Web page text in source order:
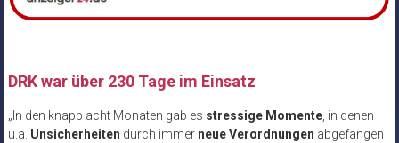
DRK war über 230 Tage im Einsatz
„In den knapp acht Monaten gab es stressige Momente, in denen
u.a. Unsicherheiten durch immer neue Verordnungen abgefangen